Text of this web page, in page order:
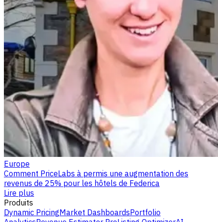
Europe
Comment PriceLabs à permis une augmentation des
revenus de 25% pour les hôtels de Federica
Lire plus
Produits
Dynamic PricingMarket DashboardsPortfolio